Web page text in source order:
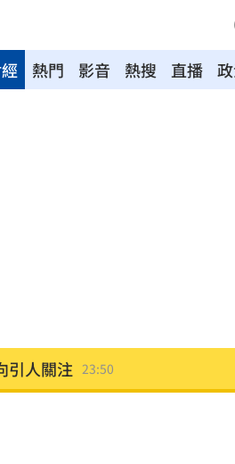
熱門 影音 熱搜 直播
引人關注 23:50
命衛隊